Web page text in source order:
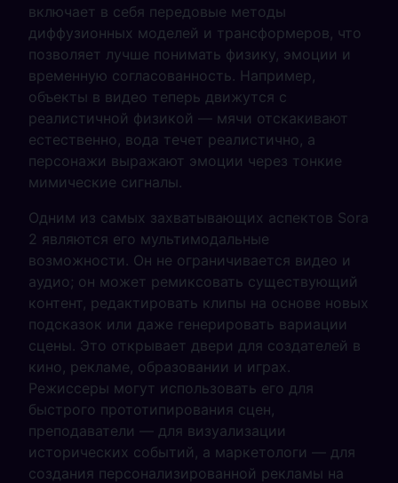
включает в себя передовые методы
диффузионных моделей и трансформеров, что
позволяет лучше понимать физику, эмоции и
временную согласованность. Например,
объекты в видео теперь движутся с
реалистичной физикой — мячи отскакивают
естественно, вода течет реалистично, а
персонажи выражают эмоции через тонкие
мимические сигналы.
Одним из самых захватывающих аспектов Sora
2 являются его мультимодальные
возможности. Он не ограничивается видео и
аудио; он может ремиксовать существующий
контент, редактировать клипы на основе новых
подсказок или даже генерировать вариации
сцены. Это открывает двери для создателей в
кино, рекламе, образовании и играх.
Режиссеры могут использовать его для
быстрого прототипирования сцен,
преподаватели — для визуализации
исторических событий, а маркетологи — для
создания персонализированной рекламы на